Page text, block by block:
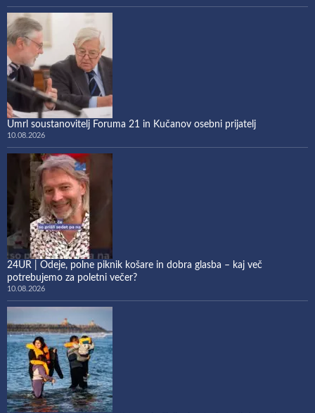
Umrl soustanovitelj Foruma 21 in Kučanov osebni prijatelj
10.08.2026
24UR | Odeje, polne piknik košare in dobra glasba – kaj več
potrebujemo za poletni večer?
10.08.2026